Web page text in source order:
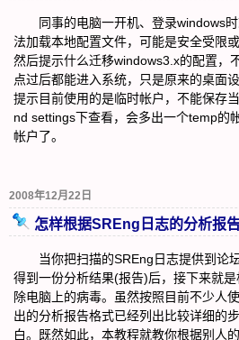
同事的电脑一开机、登录windows时
法加载本地配置文件，可能是安全受限或
然后提示什么迁移windows3.x的配置，
点过后都能进入系统，只是原来的桌面
提示目前使用的是临时帐户，不能保存
nd settings下查看，会多出一个temp的
帐户了。
2008年12月22日
怎样根据SREng日志的分析报
当你把扫描的SREng日志提供到论
得到一份分析结果(报告)后，接下来就
除电脑上的病毒。虽然按照目前不少人
出的分析报告格式已经列出比较详细的
白。既然如此，本教程就教你根据别人